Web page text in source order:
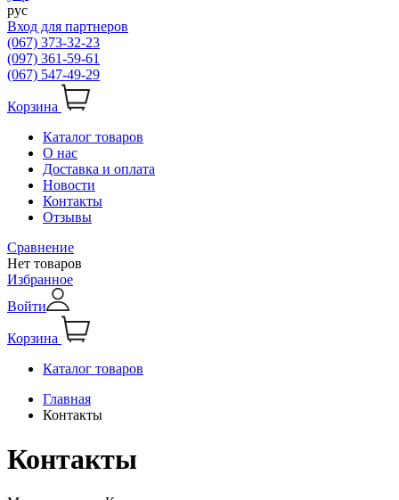
рус
Вход для партнеров
(067) 373-32-23
(097) 361-59-61
(067) 547-49-29
Корзина
Каталог товаров
О нас
Доставка и оплата
Новости
Контакты
Отзывы
Сравнение
Нет товаров
Избранное
Войти
Корзина
Каталог товаров
Главная
Контакты
Контакты